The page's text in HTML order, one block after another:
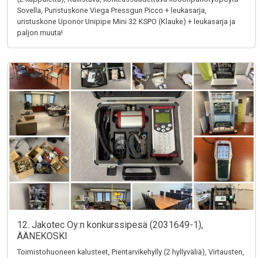
Sovella, Puristuskone Viega Pressgun Picco + leukasarja,
uristuskone Uponor Unipipe Mini 32 KSPO (Klauke) + leukasarja ja
paljon muuta!
12. Jakotec Oy:n konkurssipesä (2031649-1),
ÄÄNEKOSKI
Toimistohuoneen kalusteet, Pientarvikehylly (2 hyllyväliä), Virtausten,